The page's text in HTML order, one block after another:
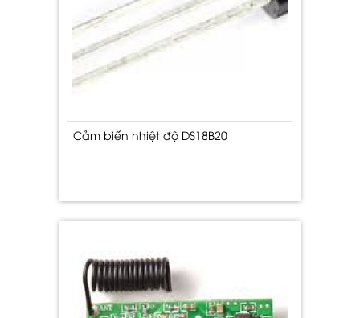
Cảm biến nhiệt độ DS18B20